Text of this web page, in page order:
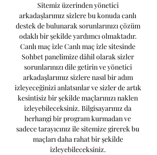
Sitemiz üzerinden yönetici
arkadaşlarımız sizlere bu konuda canlı
destek de bulunarak sorunlarınızı çözüm
odaklı bir şekilde yardımcı olmaktadır.
Canlı maç izle Canlı maç izle sitesinde
Sohbet panelimize dâhil olarak sizler
sorunlarınızı dile getirin ve yönetici
arkadaşlarımız sizlere nasıl bir adım
izleyeceğinizi anlatsınlar ve sizler de artık
kesintisiz bir şekilde maçlarınızı naklen
izleyebileceksiniz. Bilgisayarınız da
herhangi bir program kurmadan ve
sadece tarayıcınız ile sitemize girerek bu
maçları daha rahat bir şekilde
izleyebileceksiniz.